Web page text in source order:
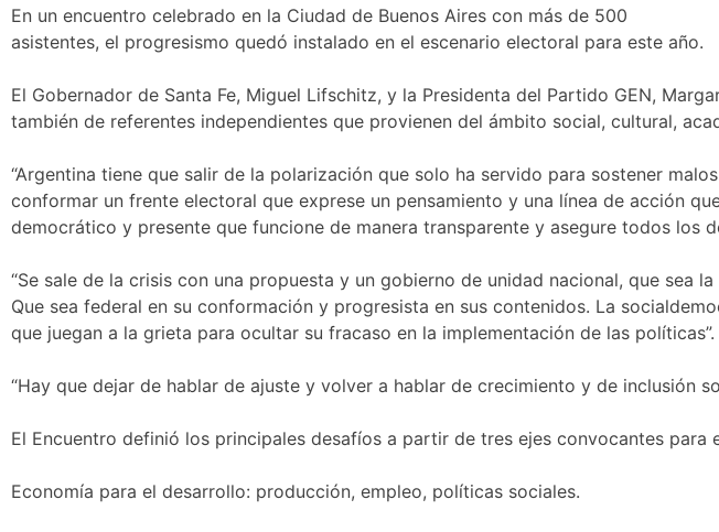
En un encuentro celebrado en la Ciudad de Buenos Aires con más de 500
asistentes, el progresismo quedó instalado en el escenario electoral para este año.
El Gobernador de Santa Fe, Miguel Lifschitz, y la Presidenta del Partido GEN,
también de referentes independientes que provienen del ámbito social, cultural,
“Argentina tiene que salir de la polarización que solo ha servido para sostener
conformar un frente electoral que exprese un pensamiento y una línea de acción
democrático y presente que funcione de manera transparente y asegure todos los
“Se sale de la crisis con una propuesta y un gobierno de unidad nacional, que sea
Que sea federal en su conformación y progresista en sus contenidos. La
que juegan a la grieta para ocultar su fracaso en la implementación de las políticas”.
“Hay que dejar de hablar de ajuste y volver a hablar de crecimiento y de inclusión
El Encuentro definió los principales desafíos a partir de tres ejes convocantes
Economía para el desarrollo: producción, empleo, políticas sociales.